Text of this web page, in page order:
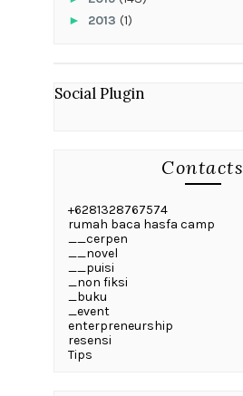
► 2013 (1)
Social Plugin
Contacts
+6281328767574
rumah baca hasfa camp
__cerpen
__novel
__puisi
_non fiksi
_buku
_event
enterpreneurship
resensi
Tips